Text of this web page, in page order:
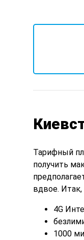
Тарифный
получить
вдвое. Итак,
4G
1000